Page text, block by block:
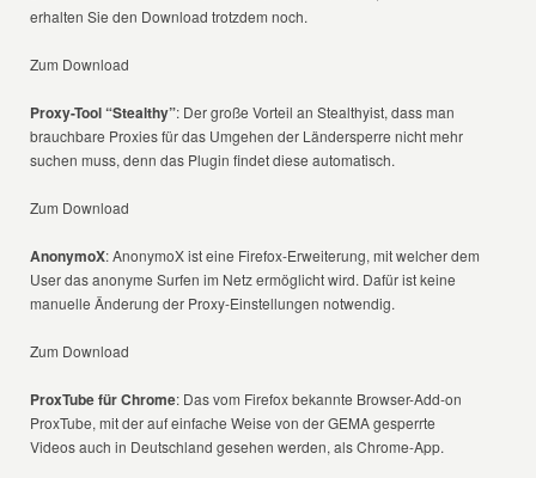
erhalten Sie den Download trotzdem noch.
Zum Download
Proxy-Tool “Stealthy”: Der große Vorteil an Stealthyist, dass man
brauchbare Proxies für das Umgehen der Ländersperre nicht mehr
suchen muss, denn das Plugin findet diese automatisch.
Zum Download
AnonymoX: AnonymoX ist eine Firefox-Erweiterung, mit welcher dem
User das anonyme Surfen im Netz ermöglicht wird. Dafür ist keine
manuelle Änderung der Proxy-Einstellungen notwendig.
Zum Download
ProxTube für Chrome: Das vom Firefox bekannte Browser-Add-on
ProxTube, mit der auf einfache Weise von der GEMA gesperrte
Videos auch in Deutschland gesehen werden, als Chrome-App.